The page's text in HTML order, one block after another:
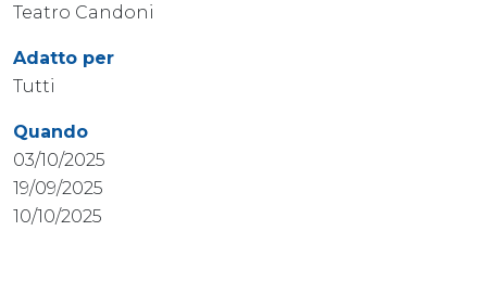
Teatro Candoni
Adatto per
Tutti
Quando
03/10/2025
19/09/2025
10/10/2025